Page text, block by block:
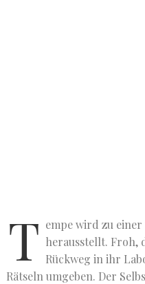
T empe wird zu
herausstellt. Froh,
Rückweg in ihr
Rätseln umgeben. Der